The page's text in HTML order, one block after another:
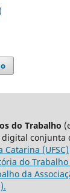
do Trabalho
conjunta
Catarina (UFSC)
do Trabalho
da